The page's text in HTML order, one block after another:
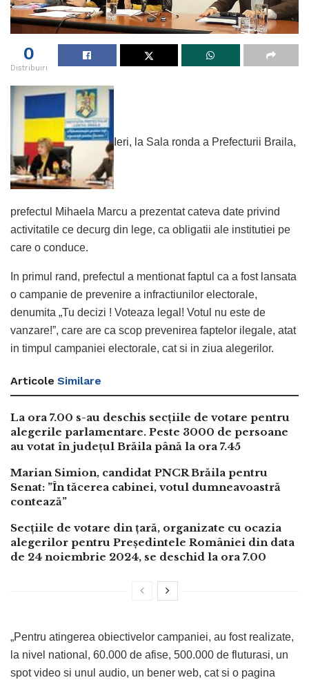
0
Distribuiri
Ieri, la Sala ronda a Prefecturii Braila,
prefectul Mihaela Marcu a prezentat cateva date privind
activitatile ce decurg din lege, ca obligatii ale institutiei pe
care o conduce.
In primul rand, prefectul a mentionat faptul ca a fost lansata
o campanie de prevenire a infractiunilor electorale,
denumita „Tu decizi ! Voteaza legal! Votul nu este de
vanzare!”, care are ca scop prevenirea faptelor ilegale, atat
in timpul campaniei electorale, cat si in ziua alegerilor.
Articole Similare
La ora 7.00 s-au deschis secțiile de votare pentru
alegerile parlamentare. Peste 3000 de persoane
au votat în județul Brăila până la ora 7.45
Marian Simion, candidat PNCR Brăila pentru
Senat: ”În tăcerea cabinei, votul dumneavoastră
contează”
Secțiile de votare din țară, organizate cu ocazia
alegerilor pentru Președintele României din data
de 24 noiembrie 2024, se deschid la ora 7.00
„Pentru atingerea obiectivelor campaniei, au fost realizate,
la nivel national, 60.000 de afise, 500.000 de fluturasi, un
spot video si unul audio, un bener web, cat si o pagina